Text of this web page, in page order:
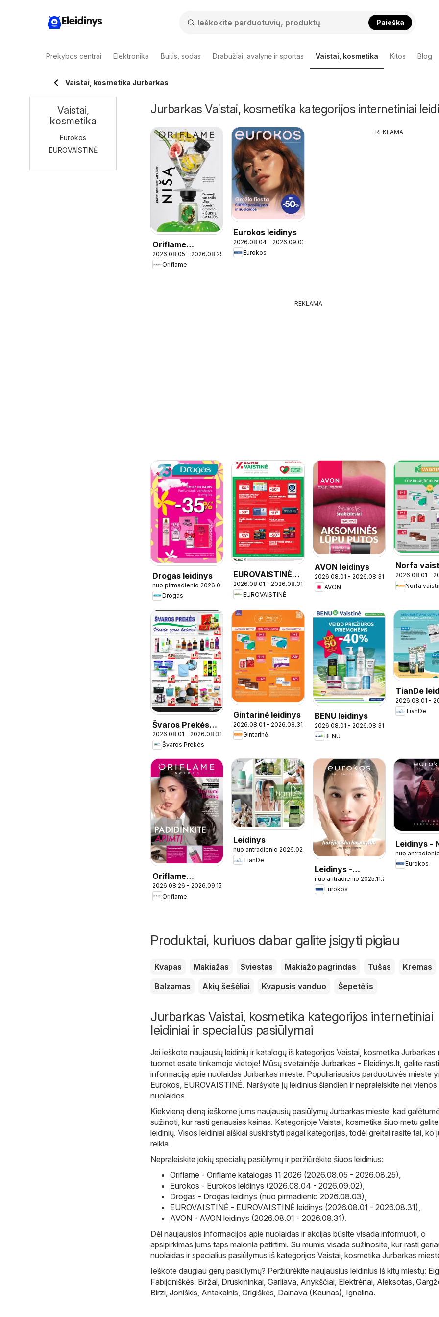
Eleidinys Paieška
Prekybos centrai Elektronika Buitis, sodas Drabužiai, avalynė ir sportas Vaistai, kosmetika Kitos Blog
Vaistai, kosmetika Jurbarkas
Jurbarkas Vaistai, kosmetika kategorijos internetiniai
Oriflame
katalogas 11 2026
2026.08.05 - 2026.08.25
Oriflame
Eurokos leidinys
2026.08.04 - 2026.09.02
Eurokos
REKLAMA
REKLAMA
Drogas leidinys
nuo pirmadienio 2026.08.03
Drogas
EUROVAISTINĖ
leidinys
2026.08.01 - 2026.08.31
EUROVAISTINĖ
AVON leidinys
2026.08.01 - 2026.08.31
AVON
Norfa
leidinys
2026.08.01 -
Norfa
Švaros Prekés
leidinys
2026.08.01 - 2026.08.31
Švaros Prekés
Gintarinė leidinys
2026.08.01 - 2026.08.31
Gintarinė
BENU leidinys
2026.08.01 - 2026.08.31
BENU
TianDe
Atėjo
pasiūlymų
2026.08.01 -
TianDe
Oriflame
katalogas 12
2026
2026.08.26 - 2026.09.15
Oriflame
Leidinys
nuo antradienio 2026.02.10
TianDe
Leidinys -
Korėjietiška
kosmetika
nuo antradienio 2025.11.25
Eurokos
Leidinys -
parfumerija
nuo antradienio
Eurokos
Produktai, kuriuos dabar galite įsigyti pigiau
Kvapas Makiažas Sviestas Makiažo pagrindas Tušas
Kremas
Balzamas
Akių šešėliai Kvapusis vanduo Šepetėlis
Jurbarkas Vaistai, kosmetika kategorijos internetiniai
leidiniai ir specialūs pasiūlymai
Jei ieškote naujausių leidinių ir katalogų iš kategorijos Vaistai, kosmetika Jurbarkas
tuomet esate tinkamoje vietoje! Mūsų svetainėje Jurbarkas - Eleidinys.lt, galite
informaciją apie nuolaidas Jurbarkas mieste. Populiariausios parduotuvės mieste
Eurokos, EUROVAISTINĖ. Naršykite jų leidinius šiandien ir nepraleiskite nei vienos
nuolaidos.
Kiekvieną dieną ieškome jums naujausių pasiūlymų Jurbarkas mieste, kad
sužinoti, kur rasti geriausias kainas. Kategorijoje Vaistai, kosmetika šiuo metu
leidinių. Visos leidiniai aiškiai suskirstyti pagal kategorijas, todėl greitai rasite tai, ko
reikia.
Nepraleiskite jokių specialių pasiūlymų ir peržiūrėkite šiuos leidinius:
Oriflame - Oriflame katalogas 11 2026 (2026.08.05 - 2026.08.25),
Eurokos - Eurokos leidinys (2026.08.04 - 2026.09.02),
Drogas - Drogas leidinys (nuo pirmadienio 2026.08.03),
EUROVAISTINĖ - EUROVAISTINĖ leidinys (2026.08.01 - 2026.08.31),
AVON - AVON leidinys (2026.08.01 - 2026.08.31).
Dėl naujausios informacijos apie nuolaidas ir akcijas būsite visada informuoti, o
apsipirkimas jums taps malonia patirtimi. Su mumis visada sužinosite, kur rasti
nuolaidas ir specialius pasiūlymus iš kategorijos Vaistai, kosmetika Jurbarkas
Ieškote daugiau gerų pasiūlymų? Peržiūrėkite naujausius leidinius iš kitų miestų:
Fabijoniškės, Biržai, Druskininkai, Garliava, Anykščiai, Elektrėnai, Aleksotas,
Birzi, Joniškis, Antakalnis, Grigiškės, Dainava (Kaunas), Ignalina.
Vaistai,
kosmetika
Eurokos
EUROVAISTINĖ